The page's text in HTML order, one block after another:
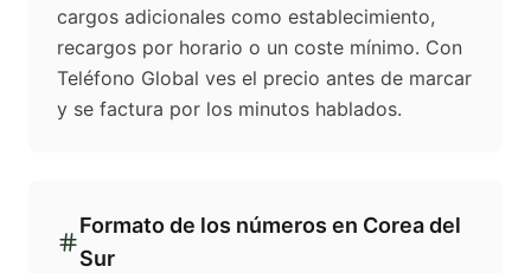
cargos adicionales como establecimiento,
recargos por horario o un coste mínimo. Con
Teléfono Global ves el precio antes de marcar
y se factura por los minutos hablados.
Formato de los números en Corea del
Sur